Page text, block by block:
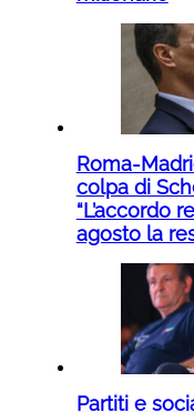
Roma-
colpa di
“L’accordo
agosto la
Partiti e